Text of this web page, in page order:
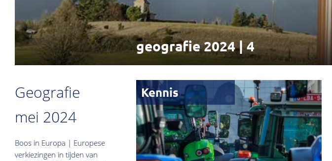
geografie 2024 | 4
Geografie
mei 2024
Boos in Europa | Europese
verkiezingen in tijden van
Kennis